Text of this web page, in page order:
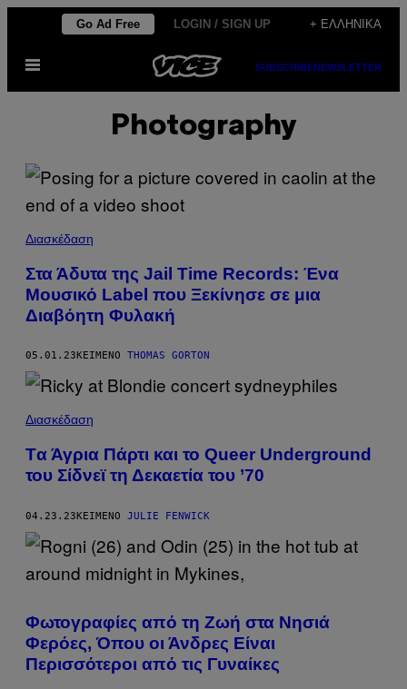
Μετάβαση
περιεχόμενο
Go Ad Free LOGIN / SIGN UP + ΕΛΛΗΝΙΚΆ
Ανοίξτε
μενού
SUBSCRIBENEWSLETTER
Photography
Διασκέδαση
Στα Άδυτα της Jail Time Records: Ένα
Μουσικό Label που Ξεκίνησε σε μια
Διαβόητη Φυλακή
05.01.23 ΚΕΊΜΕΝΟ THOMAS GORTON
Διασκέδαση
Tα Άγρια Πάρτι και το Queer Underground
του Σίδνεϊ τη Δεκαετία του ’70
04.23.23ΚΕΊΜΕΝΟ JULIE FENWICK
Φωτογραφίες από τη Zωή στα Νησιά
Φερόες, Όπου οι Άνδρες Είναι
Περισσότεροι από τις Γυναίκες